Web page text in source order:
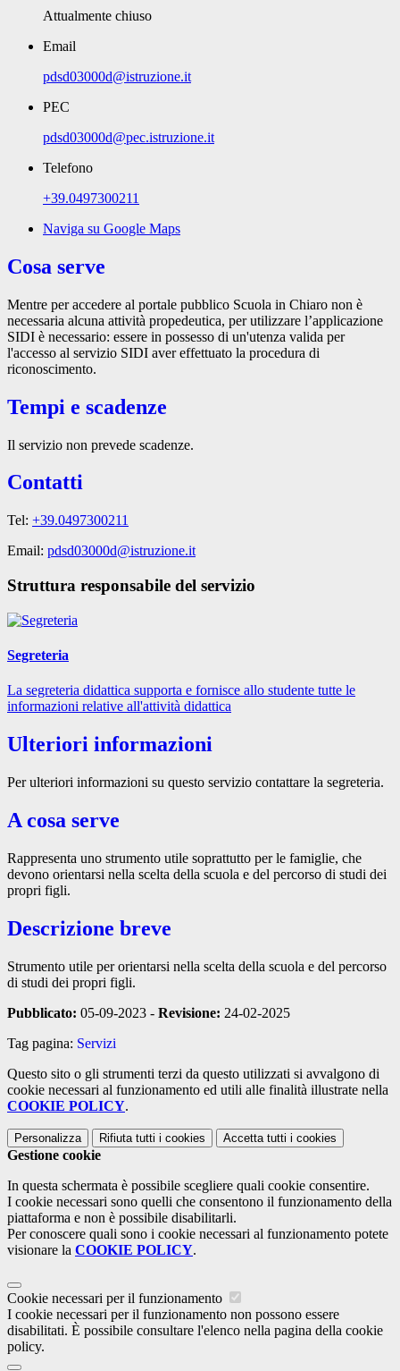
Attualmente chiuso
Email
pdsd03000d@istruzione.it
PEC
pdsd03000d@pec.istruzione.it
Telefono
+39.0497300211
Naviga su Google Maps
Cosa serve
Mentre per accedere al portale pubblico Scuola in Chiaro non è
necessaria alcuna attività propedeutica, per utilizzare l’applicazione
SIDI è necessario: essere in possesso di un'utenza valida per
l'accesso al servizio SIDI aver effettuato la procedura di
riconoscimento.
Tempi e scadenze
Il servizio non prevede scadenze.
Contatti
Tel: +39.0497300211
Email: pdsd03000d@istruzione.it
Struttura responsabile del servizio
Segreteria
La segreteria didattica supporta e fornisce allo studente tutte le
informazioni relative all'attività didattica
Ulteriori informazioni
Per ulteriori informazioni su questo servizio contattare la segreteria.
A cosa serve
Rappresenta uno strumento utile soprattutto per le famiglie, che
devono orientarsi nella scelta della scuola e del percorso di studi dei
propri figli.
Descrizione breve
Strumento utile per orientarsi nella scelta della scuola e del percorso
di studi dei propri figli.
Pubblicato: 05-09-2023 - Revisione: 24-02-2025
Tag pagina: Servizi
Questo sito o gli strumenti terzi da questo utilizzati si avvalgono di
cookie necessari al funzionamento ed utili alle finalità illustrate nella
COOKIE POLICY.
Personalizza Rifiuta tutti i cookies Accetta tutti i cookies
Gestione cookie
In questa schermata è possibile scegliere quali cookie consentire.
I cookie necessari sono quelli che consentono il funzionamento della
piattaforma e non è possibile disabilitarli.
Per conoscere quali sono i cookie necessari al funzionamento potete
visionare la COOKIE POLICY.
Cookie necessari per il funzionamento
I cookie necessari per il funzionamento non possono essere
disabilitati. È possibile consultare l'elenco nella pagina della cookie
policy.